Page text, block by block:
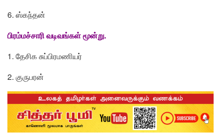
6. ஸ்கந்தன்
பிரம்மச்சாரி வடிவங்கள் மூன்று.
1. தேசிக சுப்பிரமணியர்
2. குருபரன்